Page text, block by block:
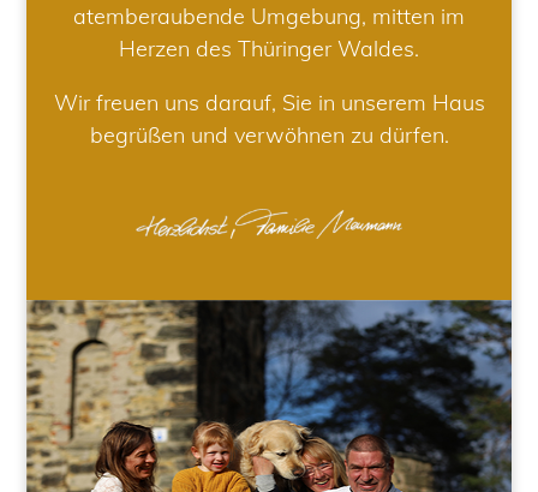
atemberaubende Umgebung, mitten im
Herzen des Thüringer Waldes.
Wir freuen uns darauf, Sie in unserem Haus
begrüßen und verwöhnen zu dürfen.